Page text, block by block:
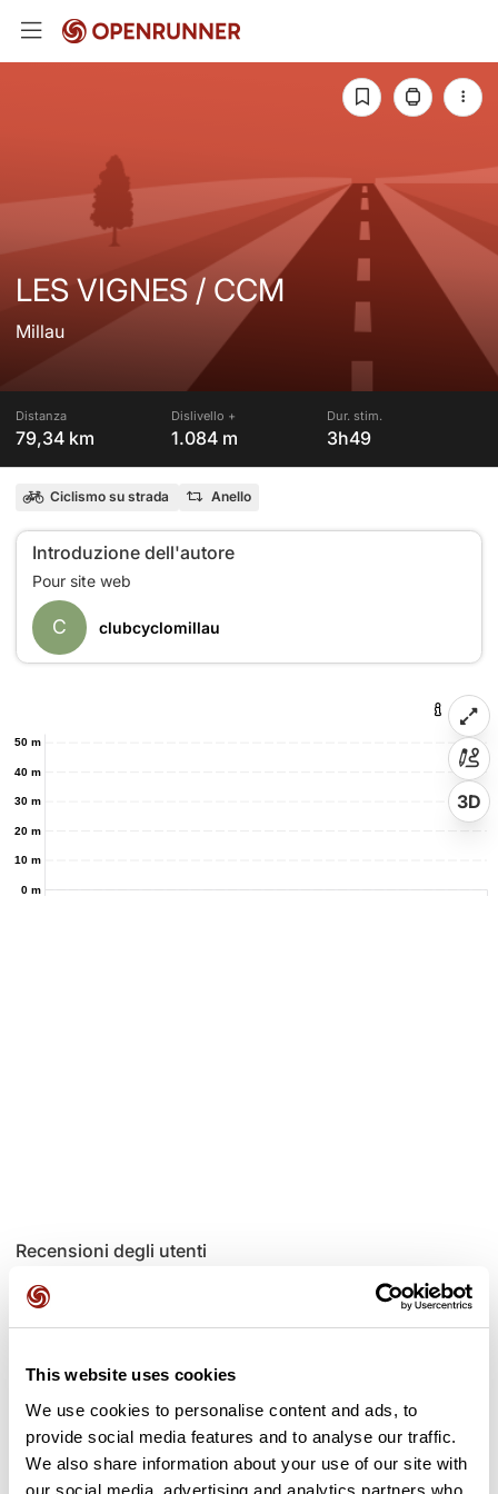
This website uses cookies
We use cookies to personalise content and ads, to
provide social media features and to analyse our traffic.
We also share information about your use of our site with
our social media, advertising and analytics partners who
LES VIGNES / CCM
Millau
Distanza
79,34 km
Dislivello +
1.084 m
Dur. stim.
3h49
Ciclismo su strada Anello
Introduzione dell'autore
C clubcyclomillau
0 m
10 m
20 m
30 m
40 m
50 m
3D
Recensioni degli utenti
Aggiungi una recensione